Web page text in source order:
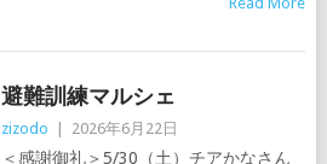
避難訓練マルシェ
zizodo 2026年6月22日
＜感謝御礼＞5/30（土）チアかなさん